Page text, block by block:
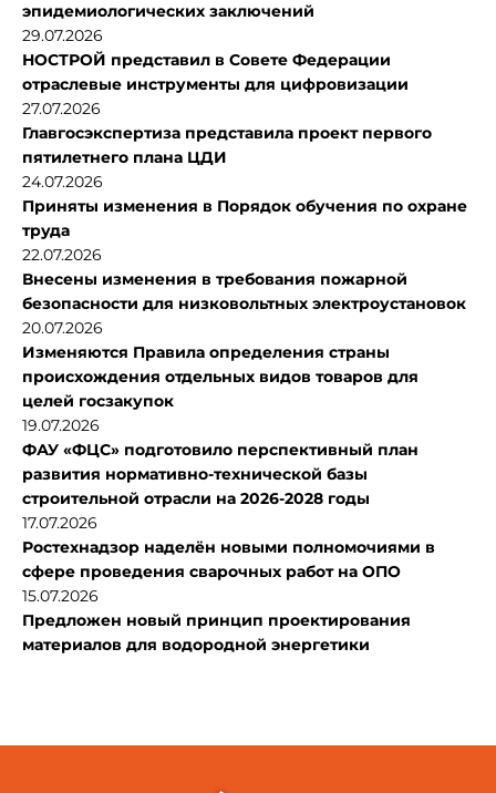
эпидемиологических заключений
29.07.2026
НОСТРОЙ представил в Совете Федерации
отраслевые инструменты для цифровизации
27.07.2026
Главгосэкспертиза представила проект первого
пятилетнего плана ЦДИ
24.07.2026
Приняты изменения в Порядок обучения по охране
труда
22.07.2026
Внесены изменения в требования пожарной
безопасности для низковольтных электроустановок
20.07.2026
Изменяются Правила определения страны
происхождения отдельных видов товаров для
целей госзакупок
19.07.2026
ФАУ «ФЦС» подготовило перспективный план
развития нормативно-технической базы
строительной отрасли на 2026-2028 годы
17.07.2026
Ростехнадзор наделён новыми полномочиями в
сфере проведения сварочных работ на ОПО
15.07.2026
Предложен новый принцип проектирования
материалов для водородной энергетики